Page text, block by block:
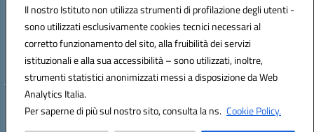
Il nostro Istituto non utilizza strumenti di profilazione degli utenti -
sono utilizzati esclusivamente cookies tecnici necessari al
corretto funzionamento del sito, alla fruibilità dei servizi
istituzionali e alla sua accessibilità – sono utilizzati, inoltre,
strumenti statistici anonimizzati messi a disposizione da Web
Analytics Italia.
Per saperne di più sul nostro sito, consulta la ns. Cookie Policy.
Codice fiscale: 93063510619
Codice meccanografico:CEIS014005
Codice Indice delle Pubbliche Amministrazioni (IPA): istsc_ceis014005
Codice unico di fatturazione (CUF): UOU8EW
Hosting & Powered by 3D Solution S.r.l.
Concept & Design by Designers Italia